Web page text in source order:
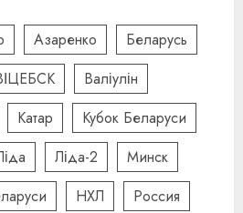
Азаренко
Беларусь
Валіулін
Катар
Кубок Беларуси
Ліда-2
Минск
НХЛ
Россия